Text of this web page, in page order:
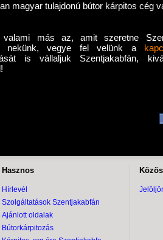
magyar tulajdonú bútor kárpitos cég
valami más az, amit szeretne
nekünk, vegye fel velünk a
is vállaljuk Szentjakabfán,
Hasznos
Hírlevél
Szolgáltatások Szentjakabfán
Ajánlott oldalak
Bútorkárpitozás